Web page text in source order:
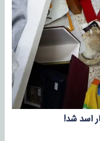
اسد شد!